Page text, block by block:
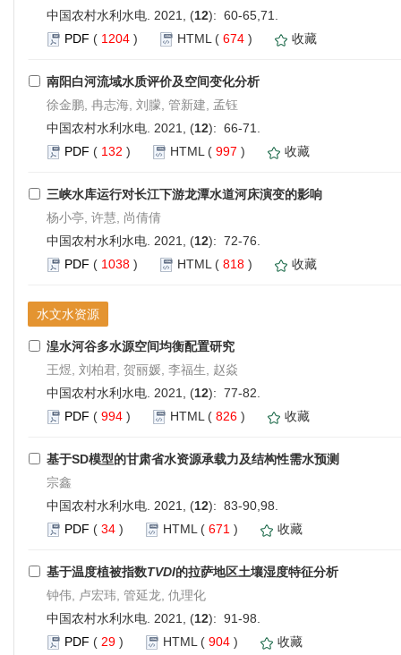
中国农村水利水电. 2021, (12): 60-65,71.
PDF ( 1204 ) HTML ( 674 ) 收藏
南阳白河流域水质评价及空间变化分析
徐金鹏, 冉志海, 刘朦, 管新建, 孟钰
中国农村水利水电. 2021, (12): 66-71.
PDF ( 132 ) HTML ( 997 ) 收藏
三峡水库运行对长江下游龙潭水道河床演变的影响
杨小亭, 许慧, 尚倩倩
中国农村水利水电. 2021, (12): 72-76.
PDF ( 1038 ) HTML ( 818 ) 收藏
水文水资源
湟水河谷多水源空间均衡配置研究
王煜, 刘柏君, 贺丽媛, 李福生, 赵焱
中国农村水利水电. 2021, (12): 77-82.
PDF ( 994 ) HTML ( 826 ) 收藏
基于SD模型的甘肃省水资源承载力及结构性需水预测
宗鑫
中国农村水利水电. 2021, (12): 83-90,98.
PDF ( 34 ) HTML ( 671 ) 收藏
基于温度植被指数TVDI的拉萨地区土壤湿度特征分析
钟伟, 卢宏玮, 管延龙, 仇理化
中国农村水利水电. 2021, (12): 91-98.
PDF ( 29 ) HTML ( 904 ) 收藏